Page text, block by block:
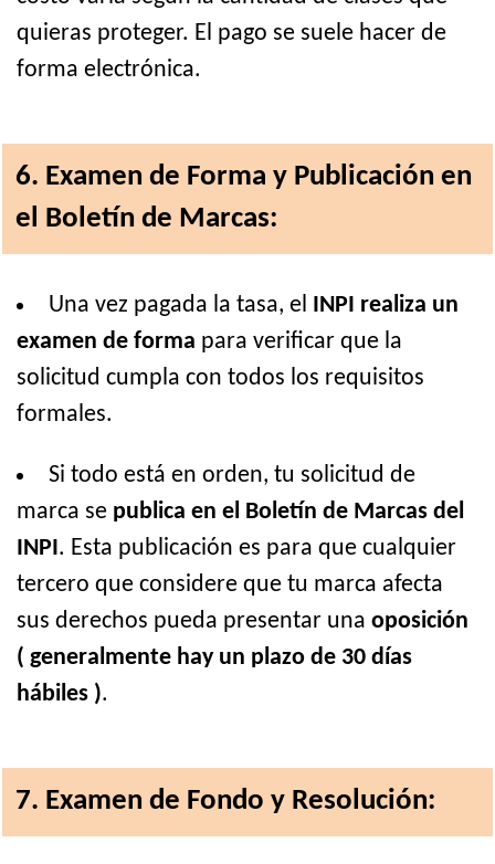
quieras proteger. El pago se suele hacer de
forma electrónica.
6. Examen de Forma y Publicación en
el Boletín de Marcas:
Una vez pagada la tasa, el INPI realiza un
examen de forma para verificar que la
solicitud cumpla con todos los requisitos
formales.
Si todo está en orden, tu solicitud de
marca se publica en el Boletín de Marcas del
INPI. Esta publicación es para que cualquier
tercero que considere que tu marca afecta
sus derechos pueda presentar una oposición
( generalmente hay un plazo de 30 días
hábiles ).
7. Examen de Fondo y Resolución: